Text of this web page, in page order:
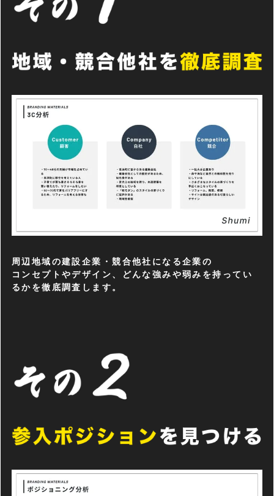
周辺地域の建設企業・競合他社になる企業の
コンセプトやデザイン、どんな強みや弱みを持ってい
るかを徹底調査します。